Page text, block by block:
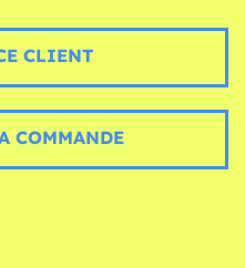
CLIENT
COMMANDE